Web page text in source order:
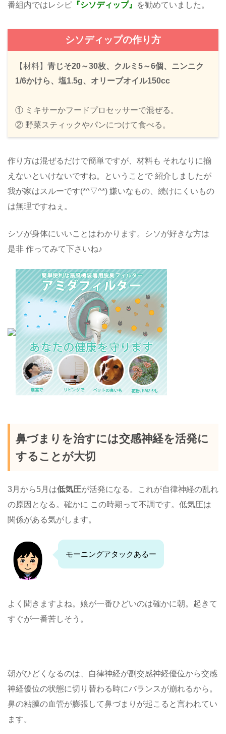
番組内ではレシピ 『シソディップ』 を勧めていました。
シソディップの作り方
【材料】 青じそ20～30枚、クルミ5～6個、ニンニク
1/6かけら、塩1.5g、オリーブオイル150cc
① ミキサーかフードプロセッサーで混ぜる。
② 野菜スティックやパンにつけて食べる。
作り方は混ぜるだけで簡単ですが、材料も それなりに揃
えないといけないですね。ということで 紹介しましたが
我が家はスルーです(*^▽^*) 嫌いなもの、続けにくいもの
は無理ですねぇ。
シソが身体にいいことはわかります。シソが好きな方は
是非 作ってみて下さいね♪
鼻づまりを治すには交感神経を活発に
することが大切
3月から5月は低気圧が活発になる。これが自律神経の乱れ
の原因となる。確かに この時期って不調です。低気圧は
関係がある気がします。
モーニングアタックあるー
よく聞きますよね。娘が一番ひどいのは確かに朝。起きて
すぐが一番苦しそう。
朝がひどくなるのは、自律神経が副交感神経優位から交感
神経優位の状態に切り替わる時にバランスが崩れるから。
鼻の粘膜の血管が膨張して鼻づまりが起こると言われてい
ます。